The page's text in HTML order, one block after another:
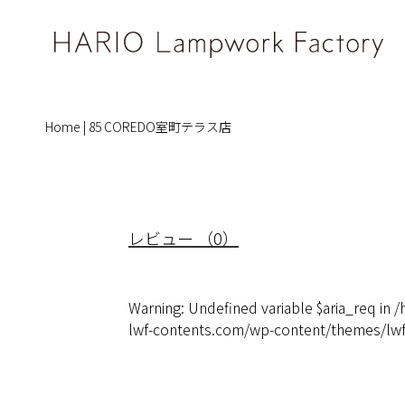
Home | 85 COREDO室町テラス店
レビュー （0）
Warning: Undefined variable $aria_req in /
lwf-contents.com/wp-content/themes/